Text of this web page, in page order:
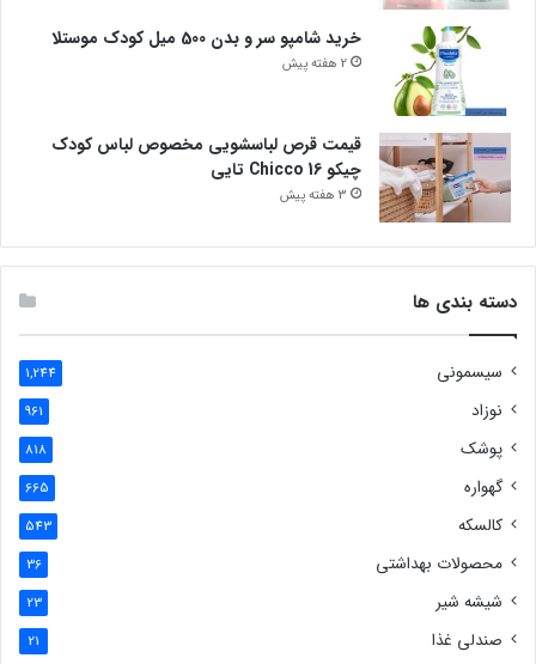
خرید شامپو سر و بدن 500 میل کودک موستلا
2 هفته پیش
قیمت قرص لباسشویی مخصوص لباس کودک
چیکو Chicco 16 تایی
3 هفته پیش
دسته بندی ها
سیسمونی 1,244
نوزاد 961
پوشک 818
گهواره 665
کالسکه 543
محصولات بهداشتی 36
شیشه شیر 23
صندلی غذا 21